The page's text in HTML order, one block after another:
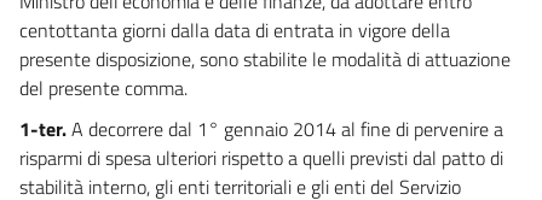
32
33
33 bis
33 ter
34
centottanta giorni dalla data di entrata in vigore della
presente disposizione, sono stabilite le modalità di attuazione
del presente comma.
1-ter.A decorrere dal 1° gennaio 2014 al fine di pervenire a
risparmi di spesa ulteriori rispetto a quelli previsti dal patto di
stabilità interno, gli enti territoriali e gli enti del Servizio